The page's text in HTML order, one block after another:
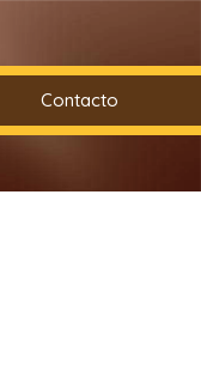
Contacto